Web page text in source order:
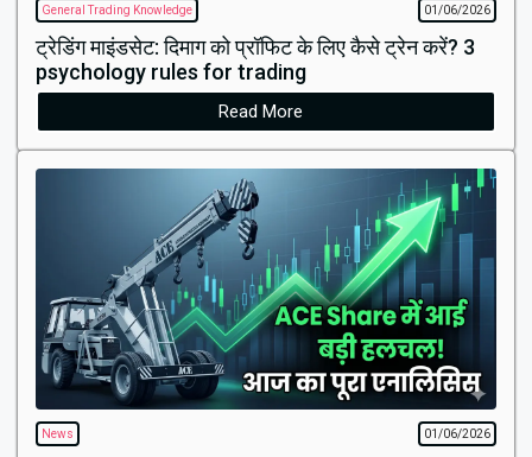
General Trading Knowledge 01/06/2026
ट्रेडिंग माइंडसेट: दिमाग को प्रॉफिट के लिए कैसे ट्रेन करें? 3
psychology rules for trading
Read More
News 01/06/2026